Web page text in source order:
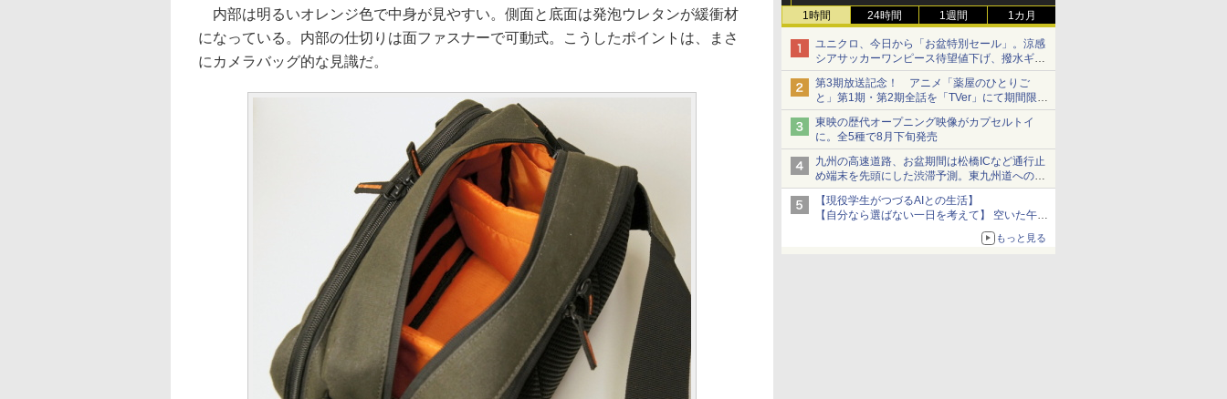
1時間 24時間 1週間 1カ月
ユニクロ、今日から「お盆特別セール」。涼感
シアサッカーワンピース待望値下げ、撥水ギア
ショーツは1990円に
第3期放送記念！ アニメ「薬屋のひとりご
と」第1期・第2期全話を「TVer」にて期間限定
で順次無料配信開始
東映の歴代オープニング映像がカプセルトイ
に。全5種で8月下旬発売
九州の高速道路、お盆期間は松橋ICなど通行止
め端末を先頭にした渋滞予測。東九州道への迂
回は料金調整を実施
【現役学生がつづるAIとの生活】
【自分なら選ばない一日を考えて】 空いた午後
をチャッピーに捧げたら、思わぬ絶景に出会っ
もっと見る
内部は明るいオレンジ色で中身が見やすい。側面と底面は発泡ウレタンが緩衝材
になっている。内部の仕切りは面ファスナーで可動式。こうしたポイントは、まさ
にカメラバッグ的な見識だ。